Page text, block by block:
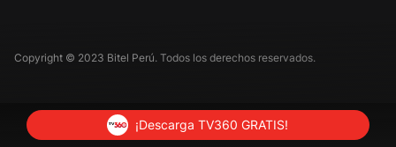
Copyright © 2023 Bitel Perú. Todos los derechos reservados.
¡Descarga TV360 GRATIS!